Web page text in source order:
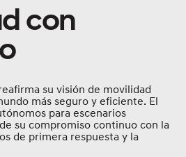
con
su visión de movilidad
más seguro y eficiente. El
para escenarios
su compromiso continuo con la
de primera respuesta y la